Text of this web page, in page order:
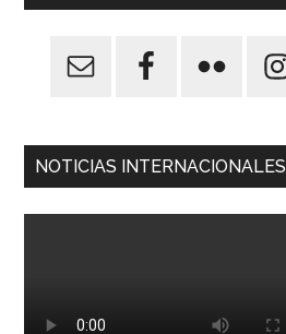
NOTICIAS INTERNACIONALES